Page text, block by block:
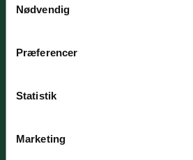
Nødvendig
Præferencer
Statistik
Marketing